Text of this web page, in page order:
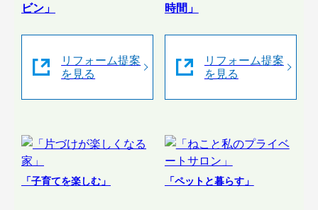
ビン」
リフォーム提案
を見る
時間」
リフォーム提案
を見る
「子育てを楽しむ」 「ペットと暮らす」